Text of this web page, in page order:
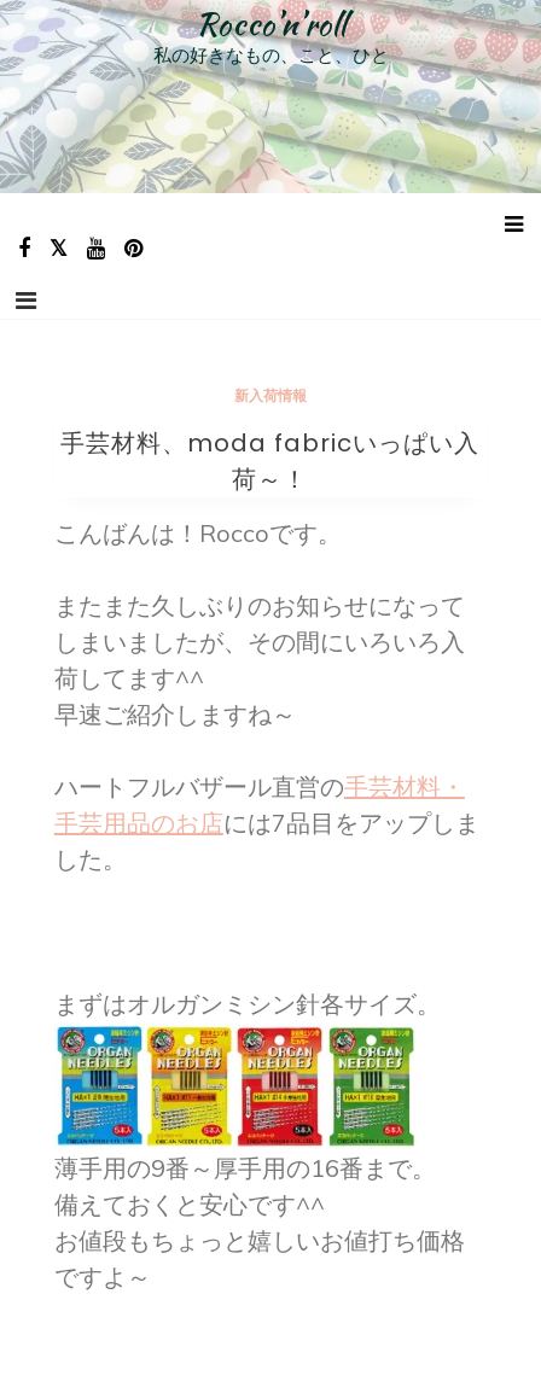
コ
テ
ツ
へ
ス
キ
Rocco’n’roll
私の好きなもの、こと、ひと
新入荷情報
手芸材料、moda fabricいっぱい入
荷～！
こんばんは！Roccoです。
またまた久しぶりのお知らせになって
しまいましたが、その間にいろいろ入
荷してます^^
早速ご紹介しますね～
ハートフルバザール直営の手芸材料・
手芸用品のお店には7品目をアップしま
した。
まずはオルガンミシン針各サイズ。
薄手用の9番～厚手用の16番まで。
備えておくと安心です^^
お値段もちょっと嬉しいお値打ち価格
ですよ～